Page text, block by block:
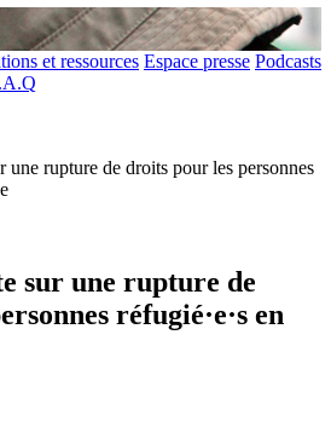
et ressources Espace presse Podcasts
une rupture de droits pour les personnes
sur une rupture de
réfugié·e·s en